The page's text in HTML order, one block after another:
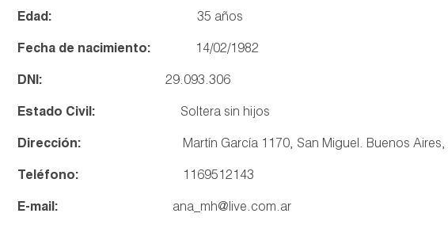
Edad: 35 años
Fecha de nacimiento: 14/02/1982
DNI: 29.093.306
Estado Civil: Soltera sin hijos
Dirección: Martín García 1170, San Miguel. Buenos Aires,
Teléfono: 1169512143
E-mail: ana_mh@live.com.ar